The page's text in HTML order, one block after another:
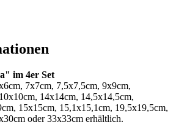
im 4er Set
7x7cm, 7,5x7,5cm, 9x9cm,
14x14cm, 14,5x14,5cm,
15x15cm, 15,1x15,1cm, 19,5x19,5cm,
oder 33x33cm erhältlich.